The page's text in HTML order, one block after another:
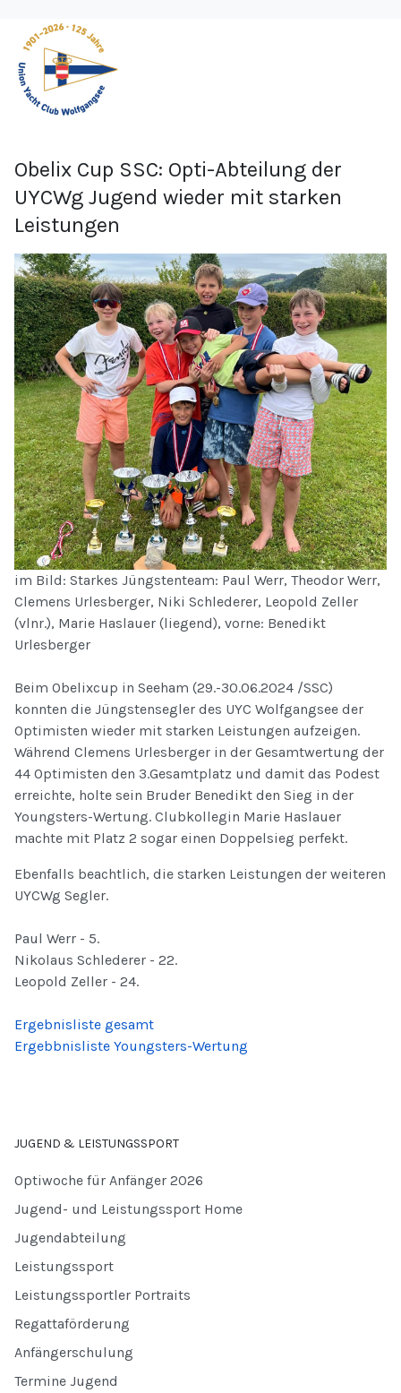
Obelix Cup SSC: Opti-Abteilung der
UYCWg Jugend wieder mit starken
Leistungen
im Bild: Starkes Jüngstenteam: Paul Werr, Theodor Werr,
Clemens Urlesberger, Niki Schlederer, Leopold Zeller
(vlnr.), Marie Haslauer (liegend), vorne: Benedikt
Urlesberger
Beim Obelixcup in Seeham (29.-30.06.2024 /SSC)
konnten die Jüngstensegler des UYC Wolfgangsee der
Optimisten wieder mit starken Leistungen aufzeigen.
Während Clemens Urlesberger in der Gesamtwertung der
44 Optimisten den 3.Gesamtplatz und damit das Podest
erreichte, holte sein Bruder Benedikt den Sieg in der
Youngsters-Wertung. Clubkollegin Marie Haslauer
machte mit Platz 2 sogar einen Doppelsieg perfekt.
Ebenfalls beachtlich, die starken Leistungen der weiteren
UYCWg Segler.
Paul Werr - 5.
Nikolaus Schlederer - 22.
Leopold Zeller - 24.
Ergebnisliste gesamt
Ergebbnisliste Youngsters-Wertung
JUGEND & LEISTUNGSSPORT
Optiwoche für Anfänger 2026
Jugend- und Leistungssport Home
Jugendabteilung
Leistungssport
Leistungssportler Portraits
Regattaförderung
Anfängerschulung
Termine Jugend